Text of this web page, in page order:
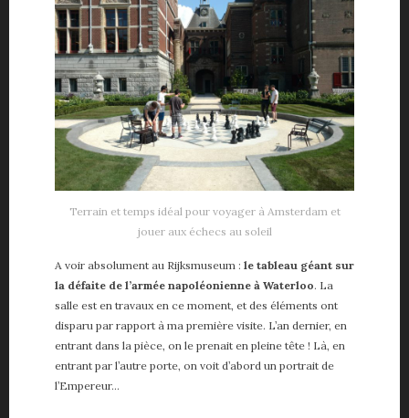
Terrain et temps idéal pour voyager à Amsterdam et
jouer aux échecs au soleil
A voir absolument au Rijksmuseum : le tableau géant sur
la défaite de l’armée napoléonienne à Waterloo. La
salle est en travaux en ce moment, et des éléments ont
disparu par rapport à ma première visite. L’an dernier, en
entrant dans la pièce, on le prenait en pleine tête ! Là, en
entrant par l’autre porte, on voit d’abord un portrait de
l’Empereur…